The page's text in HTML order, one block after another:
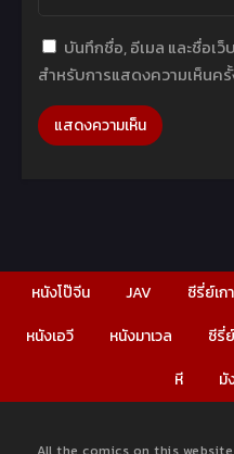
บันทึกชื่อ, อีเมล และชื่อเ
สำหรับการแสดงความเห็นค
หนังโป๊จีน JAV ซีรี่ย์เก
หนังเอวี
หนังมาเวล ซีรี่
หี
มั